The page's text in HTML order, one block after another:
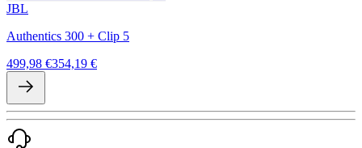
JBL
Authentics 300 + Clip 5
499,98 €354,19 €